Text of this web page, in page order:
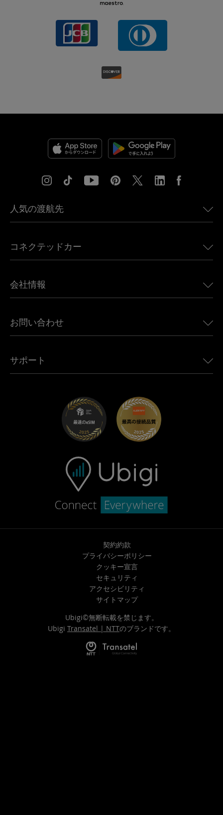
人気の渡航先
ヨーロッパ向けeSIM
カナダ向けeSIM
アフリカ向けeSIM
すべての目的地を見る
コネクテッドカー
Land Rover向けUbigi
Jeep向けUbigi
Mini向けUbigi
Maserati向けUbigi
会社情報
Ubigi関連プレス
Ubigiアプリ
お問い合わせ
アフェリエイトプログラム
サポート
トラブルシューティング
ヘルプセンター
お問い合わせ先
契約約款
プライバシーポリシー
クッキー宣言
セキュリティ
アクセシビリティ
サイトマップ
Ubigi©無断転載を禁じます。
Ubigi Transatel | NTTのブランドです。